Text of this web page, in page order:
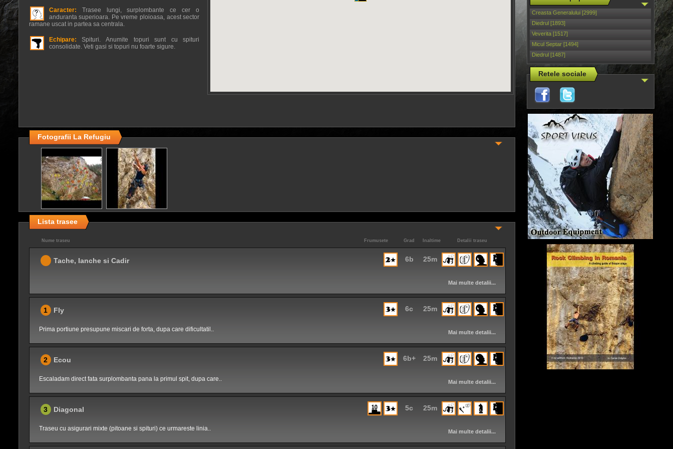
Creasta Generalului [2999]
Diedrul [1893]
Veverita [1517]
Micul Septar [1494]
Diedrul [1487]
Retele sociale
Caracter: Trasee lungi, surplombante ce cer o
anduranta superioara. Pe vreme ploioasa, acest sector
ramane uscat in partea sa centrala.
Echipare: Spituri. Anumite topuri sunt cu spituri
consolidate. Veti gasi si topuri nu foarte sigure.
Fotografii La Refugiu
Lista trasee
Detalii traseu
Inaltime
Grad
Frumusete
Nume traseu
25m
6b
Tache, Ianche si Cadir
Mai multe detalii...
25m
6c
1 Fly
Mai multe detalii...
Prima portiune presupune miscari de forta, dupa care dificultatil..
25m
6b+
2 Ecou
Mai multe detalii...
Escaladam direct fata surplombanta pana la primul spit, dupa care..
25m
5c
3 Diagonal
Mai multe detalii...
Traseu cu asigurari mixte (pitoane si spituri) ce urmareste linia..